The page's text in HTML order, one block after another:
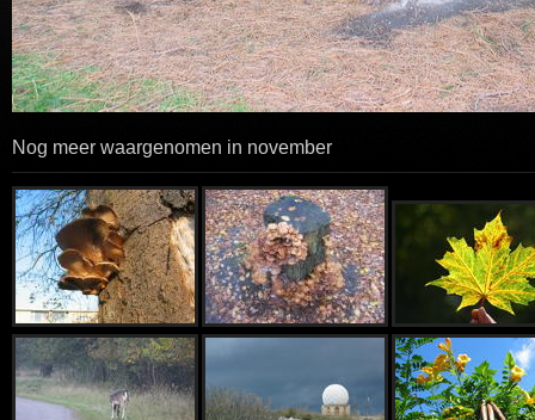
Nog meer waargenomen in november